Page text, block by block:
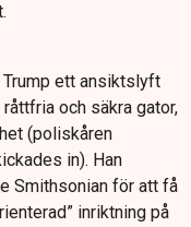
ett ansiktslyft
och säkra gator,
(poliskåren
in). Han
Smithsonian för att få
inriktning på